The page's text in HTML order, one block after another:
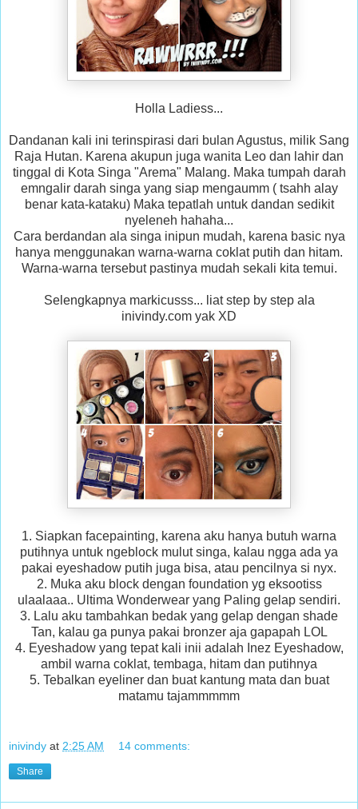
Holla Ladiess...
Dandanan kali ini terinspirasi dari bulan Agustus, milik Sang
Raja Hutan. Karena akupun juga wanita Leo dan lahir dan
tinggal di Kota Singa "Arema" Malang. Maka tumpah darah
emngalir darah singa yang siap mengaumm ( tsahh alay
benar kata-kataku) Maka tepatlah untuk dandan sedikit
nyeleneh hahaha...
Cara berdandan ala singa inipun mudah, karena basic nya
hanya menggunakan warna-warna coklat putih dan hitam.
Warna-warna tersebut pastinya mudah sekali kita temui.
Selengkapnya markicusss... liat step by step ala
inivindy.com yak XD
1. Siapkan facepainting, karena aku hanya butuh warna
putihnya untuk ngeblock mulut singa, kalau ngga ada ya
pakai eyeshadow putih juga bisa, atau pencilnya si nyx.
2. Muka aku block dengan foundation yg eksootiss
ulaalaaa.. Ultima Wonderwear yang Paling gelap sendiri.
3. Lalu aku tambahkan bedak yang gelap dengan shade
Tan, kalau ga punya pakai bronzer aja gapapah LOL
4. Eyeshadow yang tepat kali inii adalah Inez Eyeshadow,
ambil warna coklat, tembaga, hitam dan putihnya
5. Tebalkan eyeliner dan buat kantung mata dan buat
matamu tajammmmm
inivindy at 2:25 AM 14 comments:
Share